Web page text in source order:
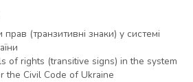
(транзитивні знаки) у системі
of rights (transitive signs) in the system
the Civil Code of Ukraine